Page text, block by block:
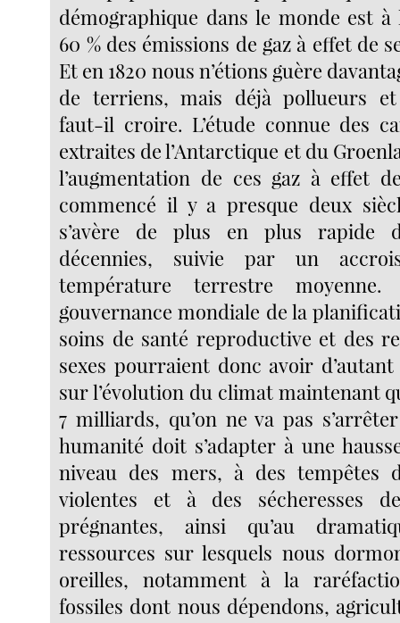
démographique dans le monde est à
60 % des émissions de gaz à effet de
Et en 1820 nous n’étions guère
de terriens, mais déjà pollueurs et
faut-il croire. L’étude connue des
extraites de l’Antarctique et du
l’augmentation de ces gaz à effet
commencé il y a presque deux
s’avère de plus en plus rapide
décennies, suivie par un
température terrestre
gouvernance mondiale de la
soins de santé reproductive et des
sexes pourraient donc avoir
sur l’évolution du climat maintenant
7 milliards, qu’on ne va pas
humanité doit s’adapter à une
niveau des mers, à des tempêtes
violentes et à des sécheresses
prégnantes, ainsi qu’au
ressources sur lesquels nous
oreilles, notamment à la
fossiles dont nous dépendons,